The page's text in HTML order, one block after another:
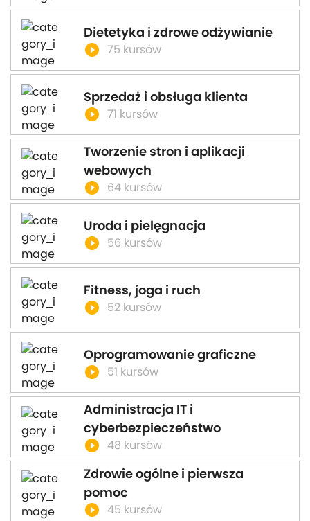
Dietetyka i zdrowe odżywianie
play_circle_filled 75 kursów
Sprzedaż i obsługa klienta
play_circle_filled 71 kursów
Tworzenie stron i aplikacji
webowych
play_circle_filled 64 kursów
Uroda i pielęgnacja
play_circle_filled 56 kursów
Fitness, joga i ruch
play_circle_filled 52 kursów
Oprogramowanie graficzne
play_circle_filled 51 kursów
Administracja IT i
cyberbezpieczeństwo
play_circle_filled 48 kursów
Zdrowie ogólne i pierwsza
pomoc
play_circle_filled 45 kursów